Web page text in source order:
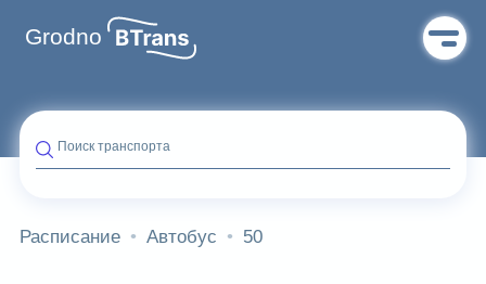
Grodno
Поиск транспорта
Расписание Автобус 50